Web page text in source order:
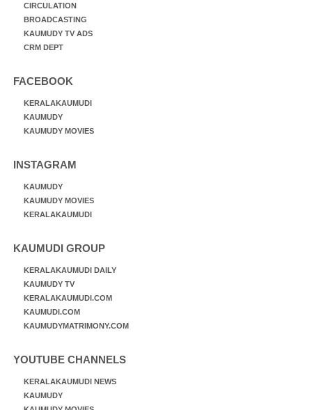
CIRCULATION
BROADCASTING
KAUMUDY TV ADS
CRM DEPT
FACEBOOK
KERALAKAUMUDI
KAUMUDY
KAUMUDY MOVIES
INSTAGRAM
KAUMUDY
KAUMUDY MOVIES
KERALAKAUMUDI
KAUMUDI GROUP
KERALAKAUMUDI DAILY
KAUMUDY TV
KERALAKAUMUDI.COM
KAUMUDI.COM
KAUMUDYMATRIMONY.COM
YOUTUBE CHANNELS
KERALAKAUMUDI NEWS
KAUMUDY